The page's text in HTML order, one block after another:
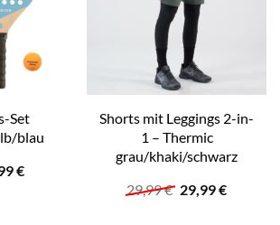
Set
blau
€Aktueller
Shorts mit Leggings 2-in-
1 – Thermic
grau/khaki/schwarz
29,99€ Ursprünglicher
Preis
29,99€